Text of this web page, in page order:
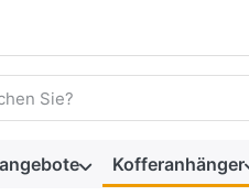
ein. Während Sie
Kofferanhänger